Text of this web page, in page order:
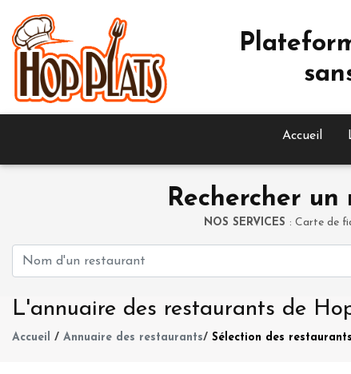
Accueil
Rechercher
NOS SERVICES : Carte de
L'annuaire des restaurants de
Accueil / Annuaire des restaurants/ Sélection des restaurants